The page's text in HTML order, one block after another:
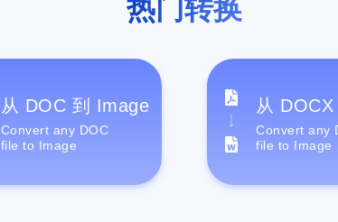
热门转换
从 DOC 到 Image
Convert any DOC
file to Image
从
Convert any
file to Image